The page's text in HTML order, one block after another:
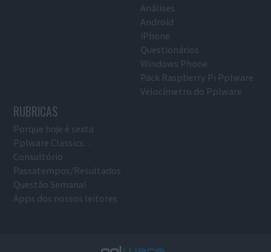
Análises
Android
iPhone
Questionários
Windows Phone
Pack Raspberry Pi Pplware
Velocímetro do Pplware
RUBRICAS
Porque hoje é sexta
Pplware Classics…
Consultório
Passatempos/Resultados
Questão Semanal
Apps dos nossos leitores